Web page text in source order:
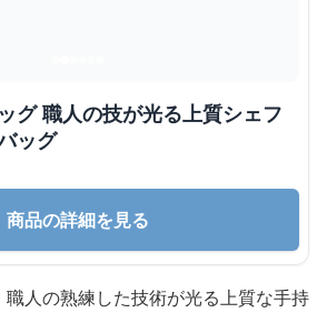
グ 職人の技が光る上質シェフ
ッグ
商品の詳細を見る
人の熟練した技術が光る上質な手持